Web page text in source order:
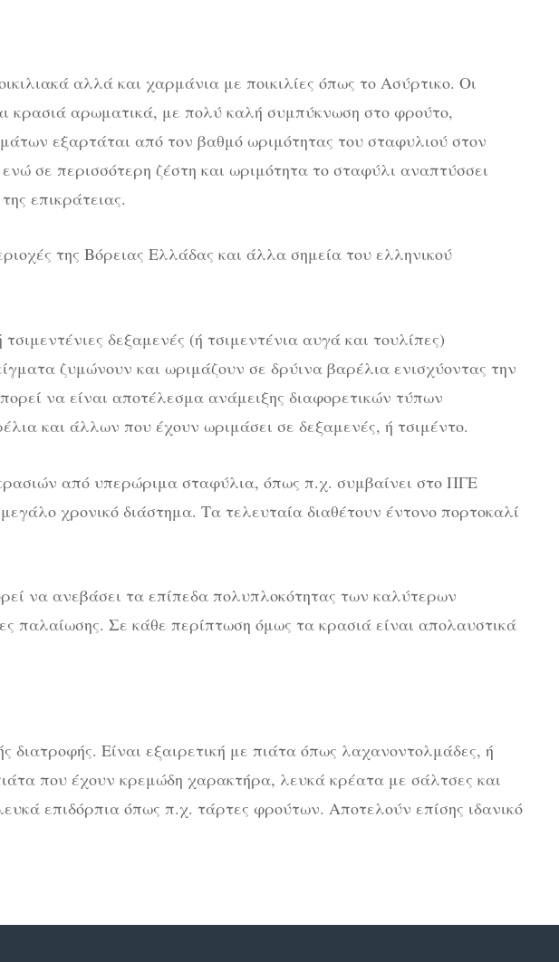
αλλά και χαρμάνια με ποικιλίες όπως το Ασύρτικο. Οι
κρασιά αρωματικά, με πολύ καλή συμπύκνωση στο φρούτο,
εξαρτάται από τον βαθμό ωριμότητας του σταφυλιού στον
σε περισσότερη ζέστη και ωριμότητα το σταφύλι αναπτύσσει
επικράτειας.
της Βόρειας Ελλάδας και άλλα σημεία του ελληνικού
δεξαμενές (ή τσιμεντένια αυγά και τουλίπες)
ζυμώνουν και ωριμάζουν σε δρύινα βαρέλια ενισχύοντας την
να είναι αποτέλεσμα ανάμειξης διαφορετικών τύπων
και άλλων που έχουν ωριμάσει σε δεξαμενές, ή τσιμέντο.
από υπερώριμα σταφύλια, όπως π.χ. συμβαίνει στο ΠΓΕ
χρονικό διάστημα. Τα τελευταία διαθέτουν έντονο πορτοκαλί
να ανεβάσει τα επίπεδα πολυπλοκότητας των καλύτερων
παλαίωσης. Σε κάθε περίπτωση όμως τα κρασιά είναι απολαυστικά
Είναι εξαιρετική με πιάτα όπως λαχανοντολμάδες, ή
που έχουν κρεμώδη χαρακτήρα, λευκά κρέατα με σάλτσες και
επιδόρπια όπως π.χ. τάρτες φρούτων. Αποτελούν επίσης ιδανικό